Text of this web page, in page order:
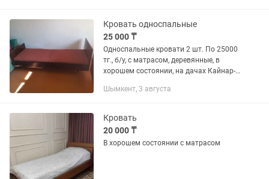
Кровать односпальные
25 000 ₸
Односпальные кровати 2 шт. По 25000
тг., б/у, с матрасом, деревянные, в
хорошем состоянии, на дачах Кайнар-
Шымкент, 3 августа
Кровать
20 000 ₸
В хорошем состоянии с матрасом